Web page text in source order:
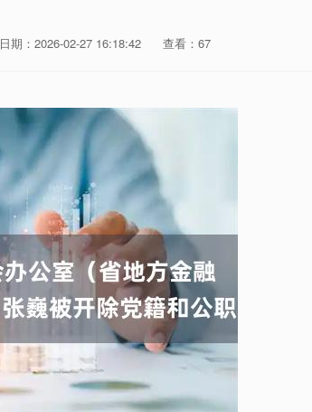
日期：2026-02-27 16:18:42 查看：67
北证50 1122.88 3.42